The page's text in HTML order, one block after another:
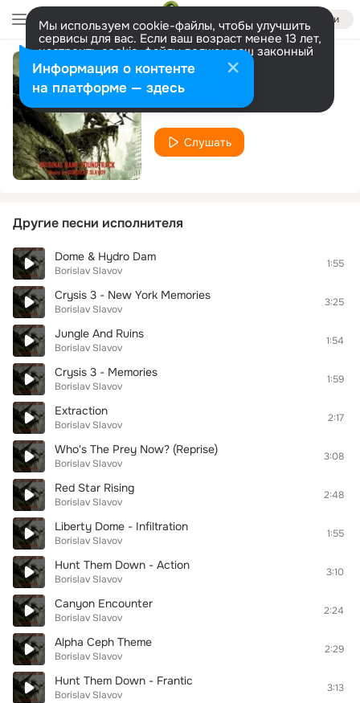
Войти
Мы используем cookie-файлы, чтобы улучшить
сервисы для вас. Если ваш возраст менее 13 лет,
настроить cookie-файлы должен ваш законный
представитель. Больше информации
Разрешить все Настроить
Rivellon
Borislav Slavov
Слушать
Другие песни исполнителя
Dome & Hydro Dam
Borislav Slavov
1:55
Crysis 3 - New York Memories
Borislav Slavov
3:25
Jungle And Ruins
Borislav Slavov
1:54
Crysis 3 - Memories
Borislav Slavov
1:59
Extraction
Borislav Slavov
2:17
Who's The Prey Now? (Reprise)
Borislav Slavov
3:08
Red Star Rising
Borislav Slavov
2:48
Liberty Dome - Infiltration
Borislav Slavov
1:55
Hunt Them Down - Action
Borislav Slavov
3:10
Canyon Encounter
Borislav Slavov
2:24
Alpha Ceph Theme
Borislav Slavov
2:29
Hunt Them Down - Frantic
Borislav Slavov
3:13
Информация о контенте
на платформе — здесь